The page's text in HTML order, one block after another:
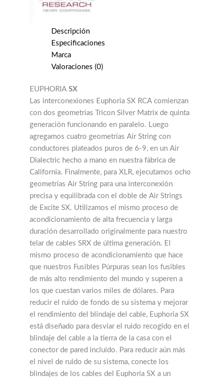
Descripción
Especificaciones
Marca
Valoraciones (0)
EUPHORIA SX
Las interconexiones Euphoria SX RCA comienzan
con dos geometrías Tricon Silver Matrix de quinta
generación funcionando en paralelo. Luego
agregamos cuatro geometrías Air String con
conductores plateados puros de 6-9, en un Air
Dialectric hecho a mano en nuestra fábrica de
California. Finalmente, para XLR, ejecutamos ocho
geometrías Air String para una interconexión
precisa y equilibrada con el doble de Air Strings
de Excite SX. Utilizamos el mismo proceso de
acondicionamiento de alta frecuencia y larga
duración desarrollado originalmente para nuestro
telar de cables SRX de última generación. El
mismo proceso de acondicionamiento que hace
que nuestros Fusibles Púrpuras sean los fusibles
de más alto rendimiento del mundo y superen a
los que cuestan varios miles de dólares. Para
reducir el ruido de fondo de su sistema y mejorar
el rendimiento del blindaje del cable, Euphoria SX
está diseñado para desviar el ruido recogido en el
blindaje del cable a la tierra de la casa con el
conector de pared incluido. Para reducir aún más
el nivel de ruido de su sistema, conecte los
blindajes de los cables del Euphoria SX a un